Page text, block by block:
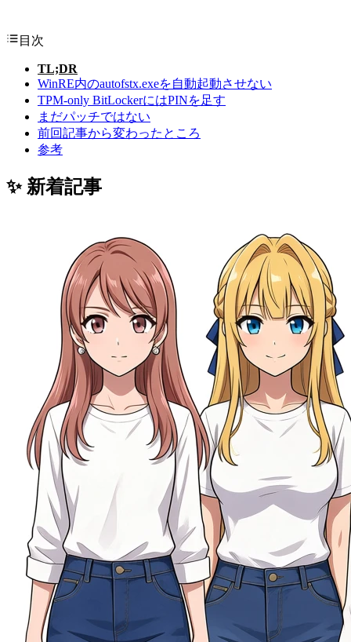
目次
TL;DR
WinRE内のautofstx.exeを自動起動させない
TPM-only BitLockerにはPINを足す
まだパッチではない
前回記事から変わったところ
参考
✨ 新着記事